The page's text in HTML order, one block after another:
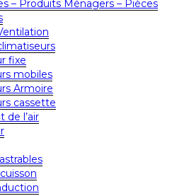
– Produits Ménagers – Pièces
fixe
mobiles
Armoire
cassette
de l’air